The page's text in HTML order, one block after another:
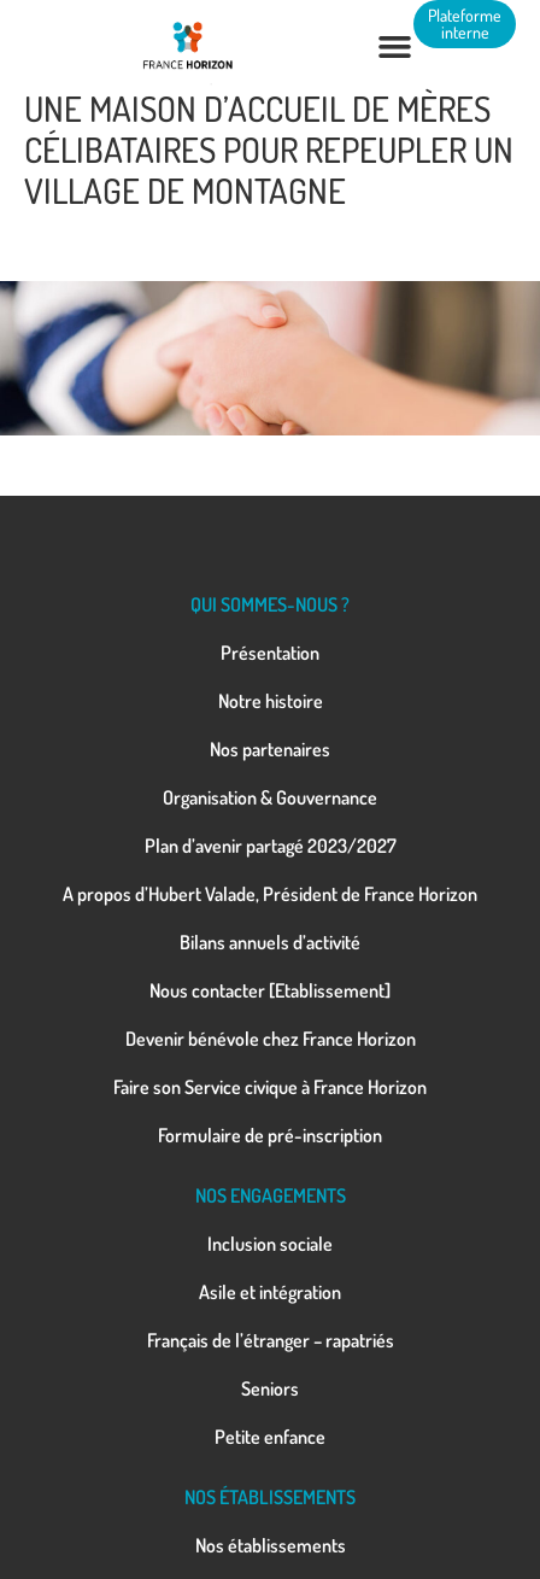
Plateforme
interne
UNE MAISON D’ACCUEIL DE MÈRES
CÉLIBATAIRES POUR REPEUPLER UN
VILLAGE DE MONTAGNE
QUI SOMMES-NOUS ?
Présentation
Notre histoire
Nos partenaires
Organisation & Gouvernance
Plan d’avenir partagé 2023/2027
A propos d’Hubert Valade, Président de France Horizon
Bilans annuels d’activité
Nous contacter [Etablissement]
Devenir bénévole chez France Horizon
Faire son Service civique à France Horizon
Formulaire de pré-inscription
NOS ENGAGEMENTS
Inclusion sociale
Asile et intégration
Français de l’étranger – rapatriés
Seniors
Petite enfance
NOS ÉTABLISSEMENTS
Nos établissements